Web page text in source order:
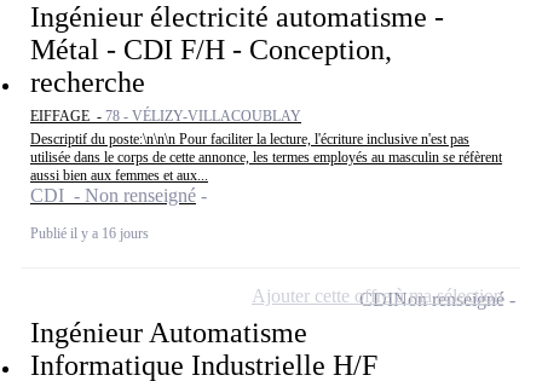
Ingénieur électricité automatisme -
Métal - CDI F/H - Conception,
recherche
EIFFAGE - 78 - VÉLIZY-VILLACOUBLAY
Descriptif du poste:\n\n\n Pour faciliter la lecture, l'écriture inclusive n'est pas
utilisée dans le corps de cette annonce, les termes employés au masculin se réfèrent
aussi bien aux femmes et aux...
CDI - Non renseigné
Publié il y a 16 jours
Ingénieur Automatisme
Informatique Industrielle H/F
CDINon renseigné
Ajouter cette offre à ma sélection